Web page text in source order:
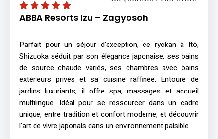
ABBA Resorts Izu – Zagyosoh
Parfait pour un séjour d’exception, ce ryokan à Itō,
Shizuoka séduit par son élégance japonaise, ses bains
de source chaude variés, ses chambres avec bains
extérieurs privés et sa cuisine raffinée. Entouré de
jardins luxuriants, il offre spa, massages et accueil
multilingue. Idéal pour se ressourcer dans un cadre
unique, entre tradition et confort moderne, et découvrir
l’art de vivre japonais dans un environnement paisible.